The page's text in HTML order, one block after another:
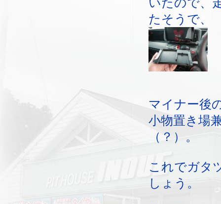
いたので、
たそうで、
マイナー後
小物置き場
（？）。
これでガタ
しょう。